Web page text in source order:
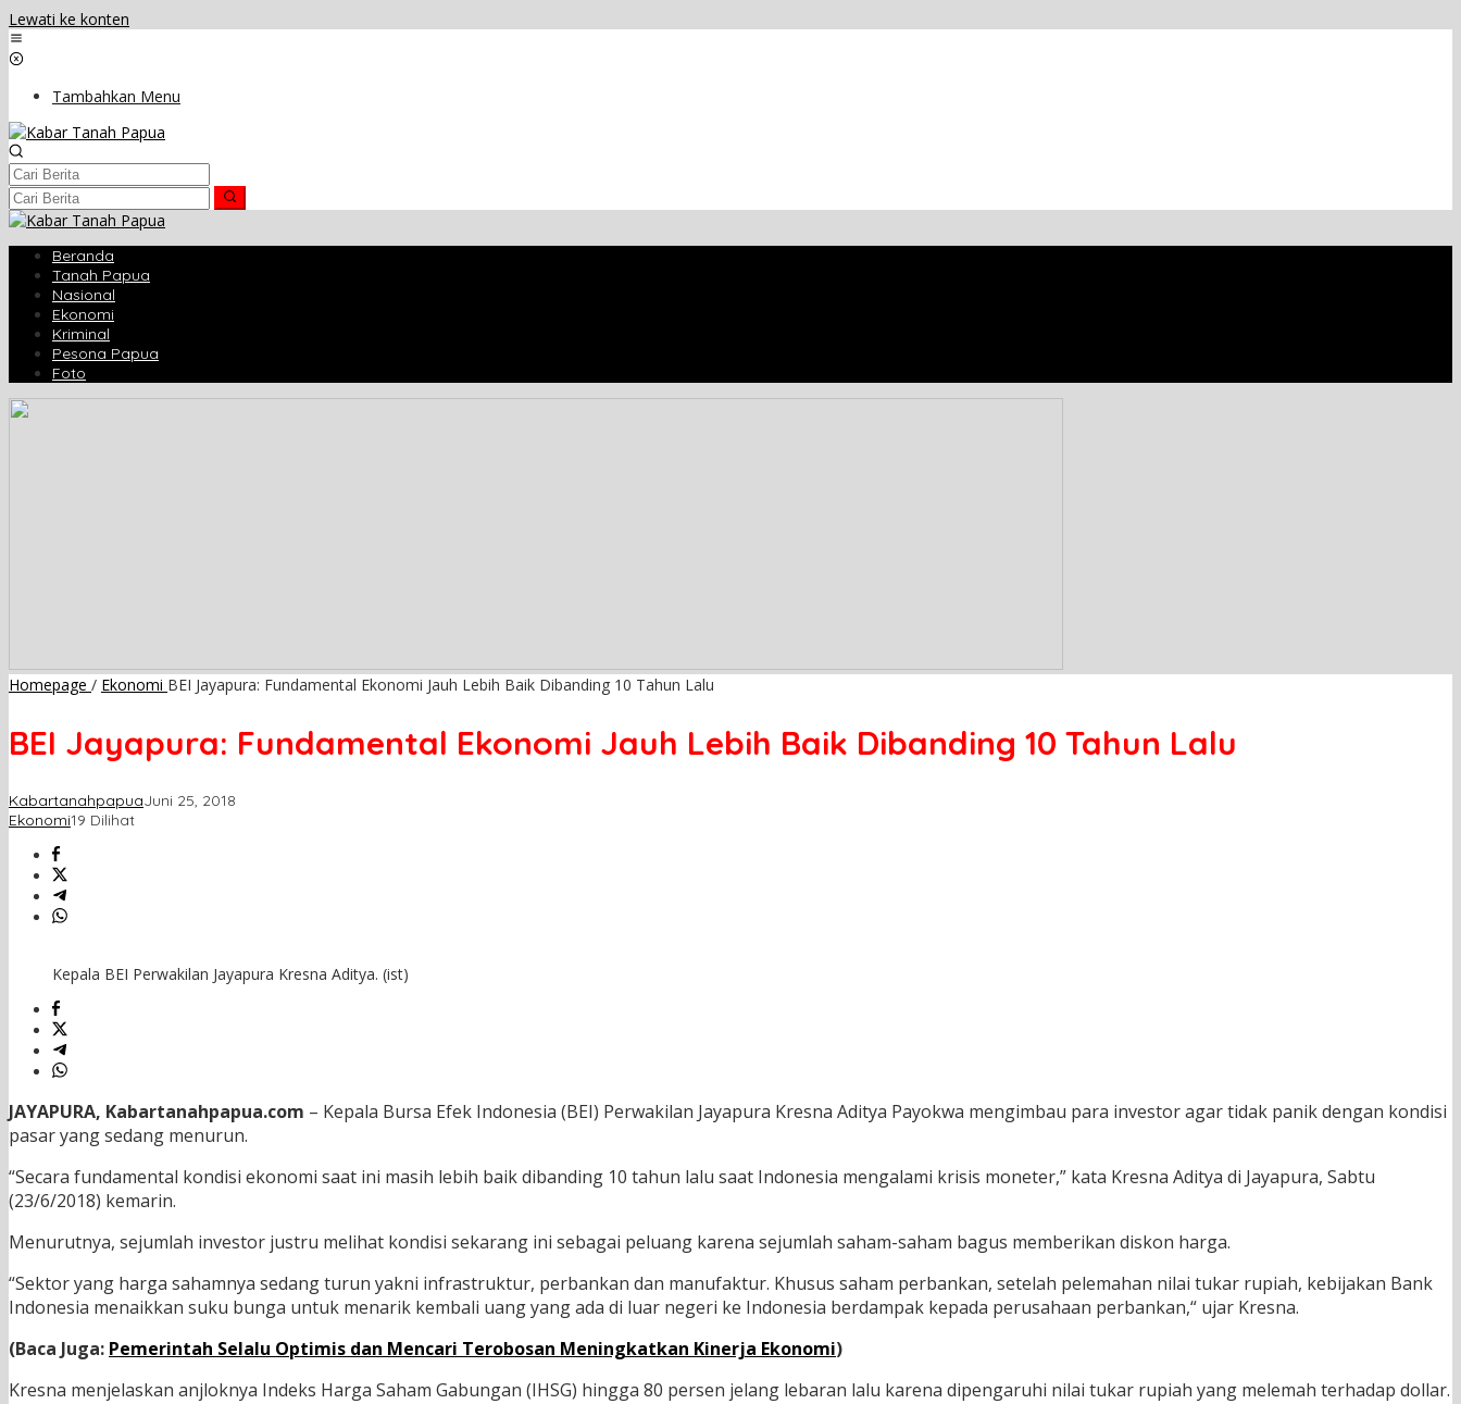
Lewati ke konten
Tambahkan Menu
Beranda
Tanah Papua
Nasional
Ekonomi
Kriminal
Pesona Papua
Foto
Homepage / Ekonomi BEI Jayapura: Fundamental Ekonomi Jauh Lebih Baik Dibanding 10 Tahun Lalu
BEI Jayapura: Fundamental Ekonomi Jauh Lebih Baik Dibanding 10 Tahun Lalu
KabartanahpapuaJuni 25, 2018
Ekonomi19 Dilihat
Kepala BEI Perwakilan Jayapura Kresna Aditya. (ist)
JAYAPURA, Kabartanahpapua.com – Kepala Bursa Efek Indonesia (BEI) Perwakilan Jayapura Kresna Aditya Payokwa mengimbau para investor agar tidak panik dengan kondisi
pasar yang sedang menurun.
“Secara fundamental kondisi ekonomi saat ini masih lebih baik dibanding 10 tahun lalu saat Indonesia mengalami krisis moneter,” kata Kresna Aditya di Jayapura, Sabtu
(23/6/2018) kemarin.
Menurutnya, sejumlah investor justru melihat kondisi sekarang ini sebagai peluang karena sejumlah saham-saham bagus memberikan diskon harga.
“Sektor yang harga sahamnya sedang turun yakni infrastruktur, perbankan dan manufaktur. Khusus saham perbankan, setelah pelemahan nilai tukar rupiah, kebijakan Bank
Indonesia menaikkan suku bunga untuk menarik kembali uang yang ada di luar negeri ke Indonesia berdampak kepada perusahaan perbankan,“ ujar Kresna.
(Baca Juga: Pemerintah Selalu Optimis dan Mencari Terobosan Meningkatkan Kinerja Ekonomi)
Kresna menjelaskan anjloknya Indeks Harga Saham Gabungan (IHSG) hingga 80 persen jelang lebaran lalu karena dipengaruhi nilai tukar rupiah yang melemah terhadap dollar.